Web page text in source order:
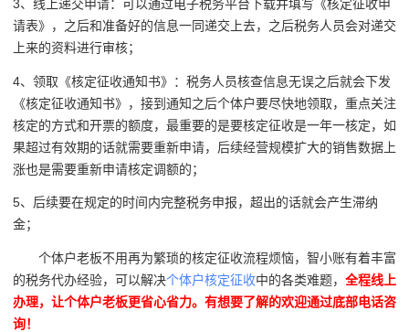
3、线上递交申请：可以通过电子税务平台下载并填写《核定征收申
请表》，之后和准备好的信息一同递交上去，之后税务人员会对递交
上来的资料进行审核；
4、领取《核定征收通知书》：税务人员核查信息无误之后就会下发
《核定征收通知书》，接到通知之后个体户要尽快地领取，重点关注
核定的方式和开票的额度，最重要的是要核定征收是一年一核定，如
果超过有效期的话就需要重新申请，后续经营规模扩大的销售数据上
涨也是需要重新申请核定调额的；
5、后续要在规定的时间内完整税务申报，超出的话就会产生滞纳
金；
个体户老板不用再为繁琐的核定征收流程烦恼，智小账有着丰富
的税务代办经验，可以解决个体户核定征收中的各类难题， 全程线上
办理，让个体户老板更省心省力。有想要了解的欢迎通过底部电话咨
询！